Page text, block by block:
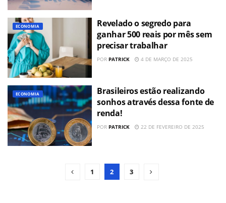
ECONOMIA
Revelado o segredo para
ganhar 500 reais por mês sem
precisar trabalhar
POR PATRICK 4 DE MARÇO DE 2025
ECONOMIA
Brasileiros estão realizando
sonhos através dessa fonte de
renda!
POR PATRICK 22 DE FEVEREIRO DE 2025
1 2 3